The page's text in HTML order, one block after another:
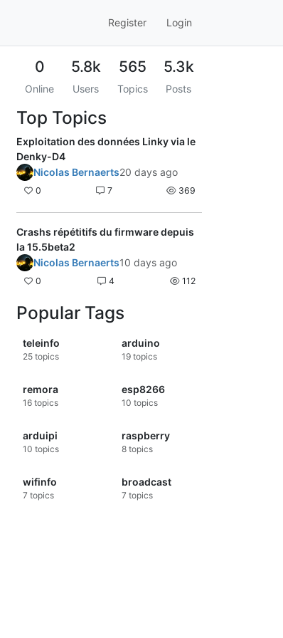
Register Login
0
Online
5.8k
Users
565
Topics
5.3k
Posts
Top Topics
Exploitation des données Linky via le
Denky-D4
Nicolas Bernaerts20 days ago
0 7 369
Crashs répétitifs du firmware depuis
la 15.5beta2
Nicolas Bernaerts10 days ago
0 4 112
Popular Tags
teleinfo
25 topics
arduino
19topics
remora
16 topics
esp8266
10 topics
arduipi
10 topics
raspberry
8topics
wifinfo
7 topics
broadcast
7 topics